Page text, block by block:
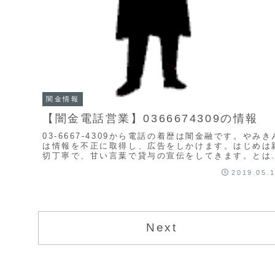
闇金情報
【闇金電話営業】0366674309の情報
03-6667-4309から電話の着歴は闇金融です。やみき
は情報を不正に取得し、広告をしかけます。はじめは
切丁寧で、甘い言葉で貸与の宣伝をしてきます。とは
Next